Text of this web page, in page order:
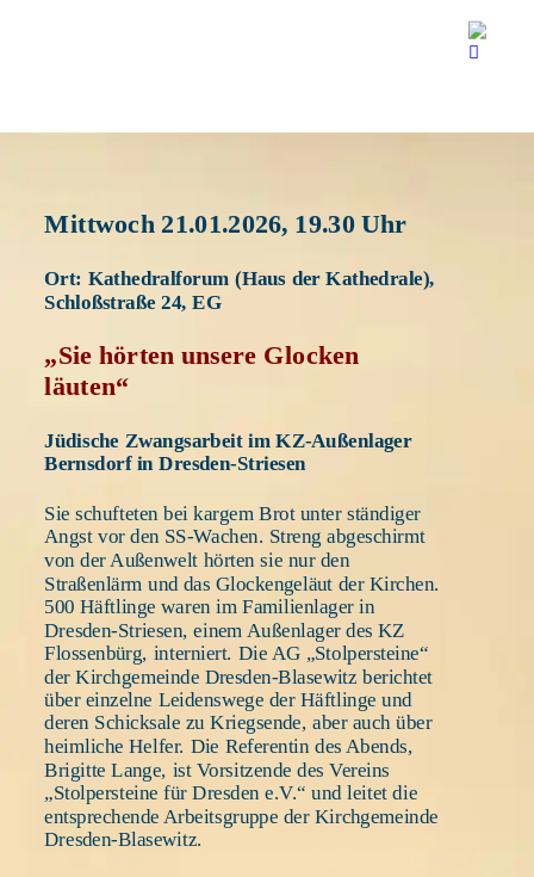
Mittwoch 21.01.2026, 19.30 Uhr
Ort: Kathedralforum (Haus der Kathedrale),
Schloßstraße 24, EG
„Sie hörten unsere Glocken
läuten“
Jüdische Zwangsarbeit im KZ-Außenlager
Bernsdorf in Dresden-Striesen
Sie schufteten bei kargem Brot unter ständiger
Angst vor den SS-Wachen. Streng abgeschirmt
von der Außenwelt hörten sie nur den
Straßenlärm und das Glockengeläut der Kirchen.
500 Häftlinge waren im Familienlager in
Dresden-Striesen, einem Außenlager des KZ
Flossenbürg, interniert. Die AG „Stolpersteine“
der Kirchgemeinde Dresden-Blasewitz berichtet
über einzelne Leidenswege der Häftlinge und
deren Schicksale zu Kriegsende, aber auch über
heimliche Helfer. Die Referentin des Abends,
Brigitte Lange, ist Vorsitzende des Vereins
„Stolpersteine für Dresden e.V.“ und leitet die
entsprechende Arbeitsgruppe der Kirchgemeinde
Dresden-Blasewitz.